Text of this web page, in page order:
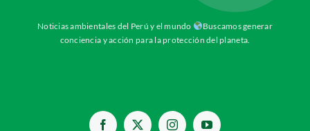
Noticias ambientales del Perú y el mundo
Buscamos generar
conciencia y acción para la protección del planeta.